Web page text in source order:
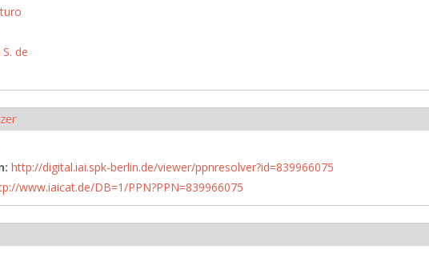
de
http://digital.iai.spk-berlin.de/viewer/ppnresolver?id=839966075
www.iaicat.de/DB=1/PPN?PPN=839966075